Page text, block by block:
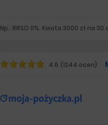
Np.: RRSO 0%. Kwota 3000 zł na
4.6 (1244 ocen)